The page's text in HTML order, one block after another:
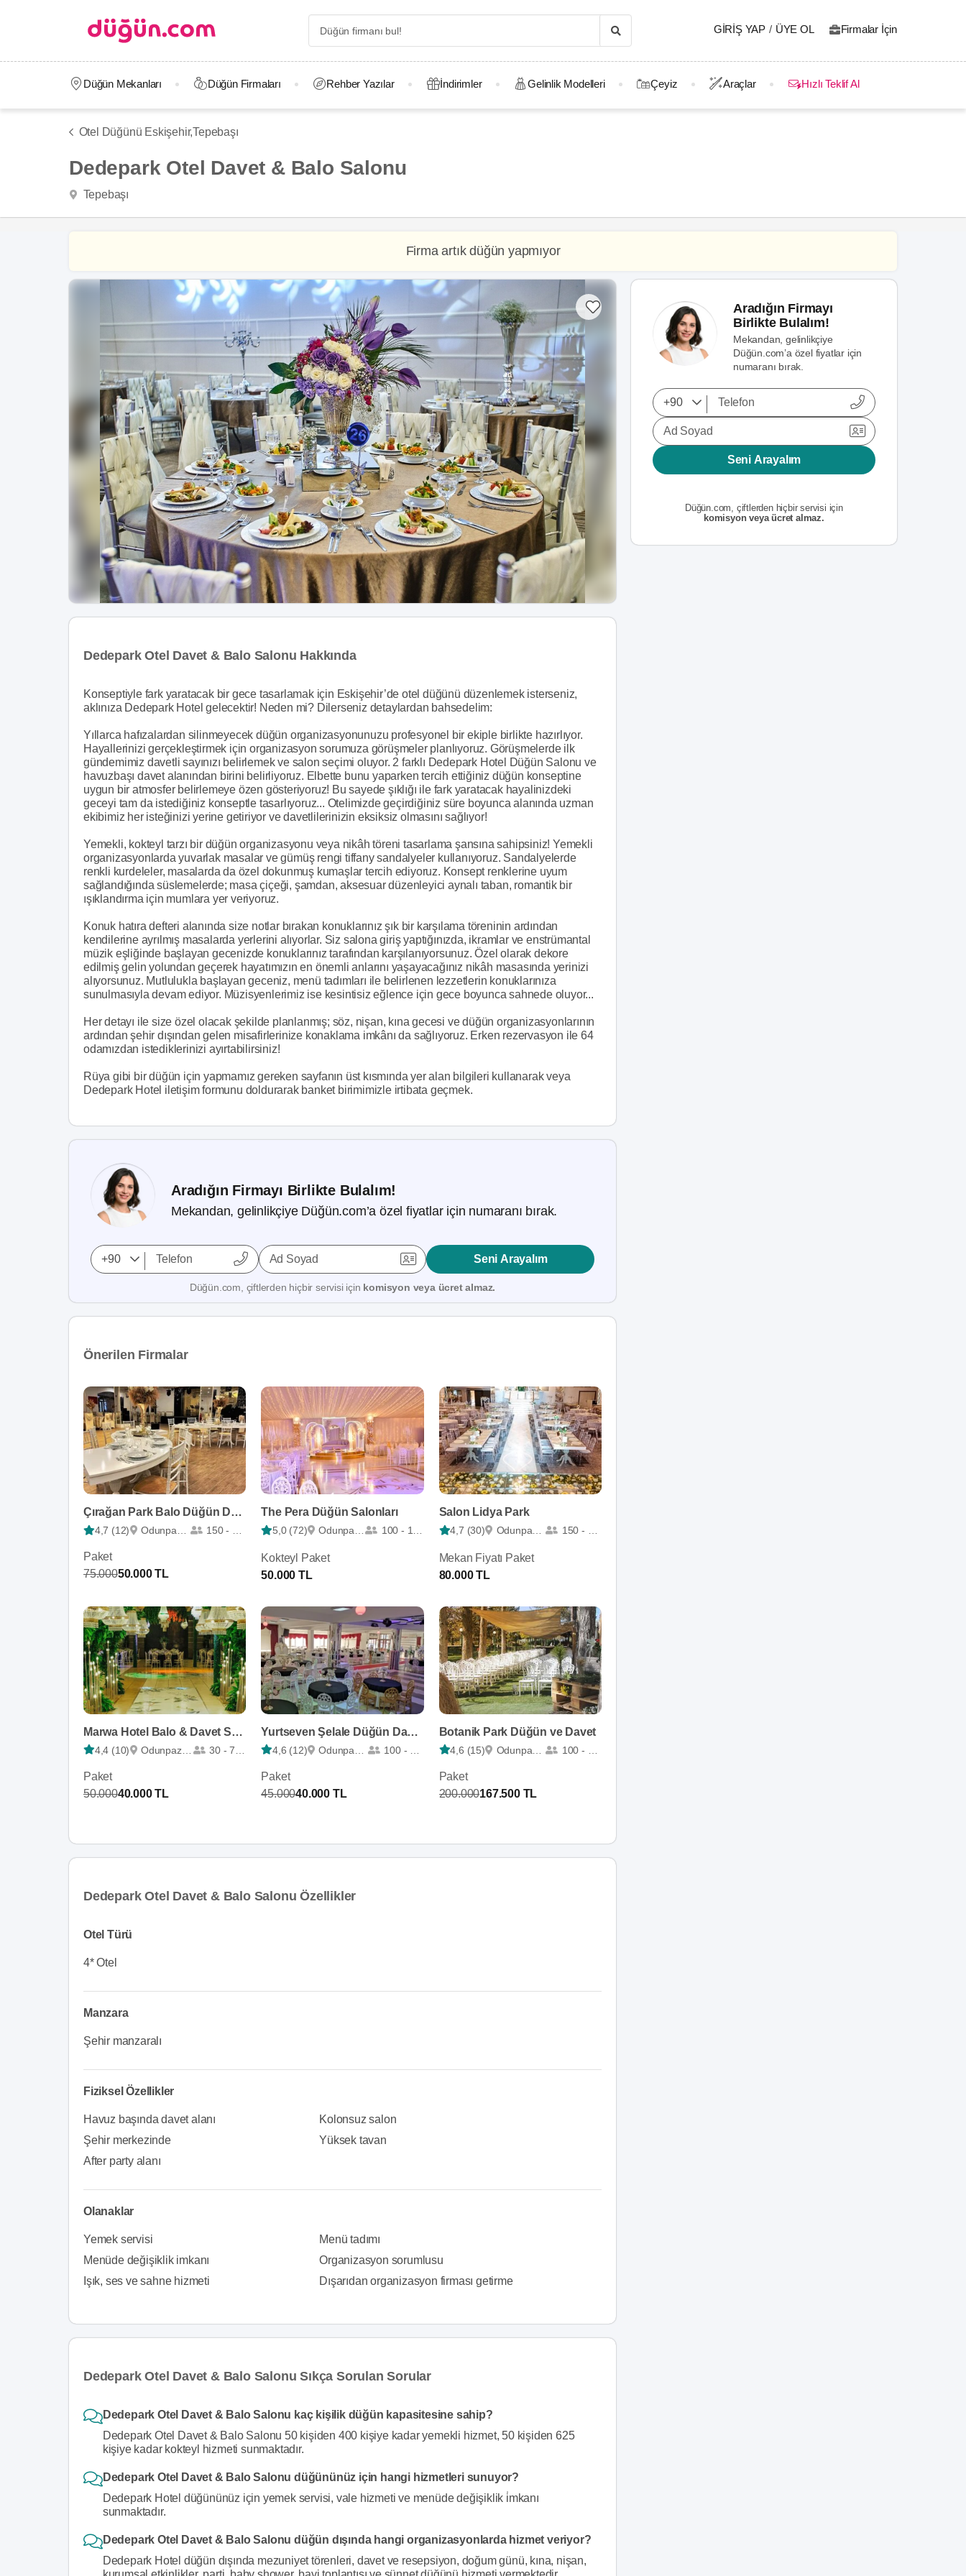
GIRIŞ YAP / ÜYE OL Firmalar İçin
Düğün Mekanları Düğün Firmaları Rehber Yazılar İndirimler Gelinlik Modelleri Çeyiz Araçlar Hızlı Teklif Al
Otel Düğünü Eskişehir,Tepebaşı
Dedepark Otel Davet & Balo Salonu
Tepebaşı
Firma artık düğün yapmıyor
Dedepark Otel Davet & Balo Salonu Hakkında
Konseptiyle fark yaratacak bir gece tasarlamak için Eskişehir’de otel düğünü düzenlemek isterseniz,
aklınıza Dedepark Hotel gelecektir! Neden mi? Dilerseniz detaylardan bahsedelim:
Yıllarca hafızalardan silinmeyecek düğün organizasyonunuzu profesyonel bir ekiple birlikte hazırlıyor.
Hayallerinizi gerçekleştirmek için organizasyon sorumuza görüşmeler planlıyoruz. Görüşmelerde ilk
gündemimiz davetli sayınızı belirlemek ve salon seçimi oluyor. 2 farklı Dedepark Hotel Düğün Salonu ve
havuzbaşı davet alanından birini belirliyoruz. Elbette bunu yaparken tercih ettiğiniz düğün konseptine
uygun bir atmosfer belirlemeye özen gösteriyoruz! Bu sayede şıklığı ile fark yaratacak hayalinizdeki
geceyi tam da istediğiniz konseptle tasarlıyoruz... Otelimizde geçirdiğiniz süre boyunca alanında uzman
ekibimiz her isteğinizi yerine getiriyor ve davetlilerinizin eksiksiz olmasını sağlıyor!
Yemekli, kokteyl tarzı bir düğün organizasyonu veya nikâh töreni tasarlama şansına sahipsiniz! Yemekli
organizasyonlarda yuvarlak masalar ve gümüş rengi tiffany sandalyeler kullanıyoruz. Sandalyelerde
renkli kurdeleler, masalarda da özel dokunmuş kumaşlar tercih ediyoruz. Konsept renklerine uyum
sağlandığında süslemelerde; masa çiçeği, şamdan, aksesuar düzenleyici aynalı taban, romantik bir
ışıklandırma için mumlara yer veriyoruz.
Konuk hatıra defteri alanında size notlar bırakan konuklarınız şık bir karşılama töreninin ardından
kendilerine ayrılmış masalarda yerlerini alıyorlar. Siz salona giriş yaptığınızda, ikramlar ve enstrümantal
müzik eşliğinde başlayan gecenizde konuklarınız tarafından karşılanıyorsunuz. Özel olarak dekore
edilmiş gelin yolundan geçerek hayatımızın en önemli anlarını yaşayacağınız nikâh masasında yerinizi
alıyorsunuz. Mutlulukla başlayan geceniz, menü tadımları ile belirlenen lezzetlerin konuklarınıza
sunulmasıyla devam ediyor. Müzisyenlerimiz ise kesintisiz eğlence için gece boyunca sahnede oluyor...
Her detayı ile size özel olacak şekilde planlanmış; söz, nişan, kına gecesi ve düğün organizasyonlarının
ardından şehir dışından gelen misafirlerinize konaklama imkânı da sağlıyoruz. Erken rezervasyon ile 64
odamızdan istediklerinizi ayırtabilirsiniz!
Rüya gibi bir düğün için yapmamız gereken sayfanın üst kısmında yer alan bilgileri kullanarak veya
Dedepark Hotel iletişim formunu doldurarak banket birimimizle irtibata geçmek.
Aradığın Firmayı Birlikte Bulalım!
Mekandan, gelinlikçiye Düğün.com’a özel fiyatlar için numaranı bırak.
Ad Soyad Seni Arayalım
Düğün.com, çiftlerden hiçbir servisi için komisyon veya ücret almaz.
Önerilen Firmalar
Çırağan Park Balo Düğün Davet Salonları
4,7 (12) Odunpazarı 150 - 800
Paket
75.00050.000 TL
The Pera Düğün Salonları
5,0 (72) Odunpazarı 100 - 1500
Kokteyl Paket
50.000 TL
Salon Lidya Park
4,7 (30) Odunpazarı 150 - 700
Mekan Fiyatı Paket
80.000 TL
Marwa Hotel Balo & Davet Salonları
4,4 (10) Odunpazarı 30 - 750
Paket
50.00040.000 TL
Yurtseven Şelale Düğün Davet Salonları
4,6 (12) Odunpazarı 100 - 600
Paket
45.00040.000 TL
Botanik Park Düğün ve Davet
4,6 (15) Odunpazarı 100 - 875
Paket
200.000167.500 TL
Dedepark Otel Davet & Balo Salonu Özellikler
Otel Türü
4* Otel
Manzara
Şehir manzaralı
Fiziksel Özellikler
Havuz başında davet alanı
Kolonsuz salon
Şehir merkezinde
Yüksek tavan
After party alanı
Olanaklar
Yemek servisi
Menü tadımı
Menüde değişiklik imkanı
Organizasyon sorumlusu
Işık, ses ve sahne hizmeti
Dışarıdan organizasyon firması getirme
Dedepark Otel Davet & Balo Salonu Sıkça Sorulan Sorular
Dedepark Otel Davet & Balo Salonu kaç kişilik düğün kapasitesine sahip?
Dedepark Otel Davet & Balo Salonu 50 kişiden 400 kişiye kadar yemekli hizmet, 50 kişiden 625
kişiye kadar kokteyl hizmeti sunmaktadır.
Dedepark Otel Davet & Balo Salonu düğününüz için hangi hizmetleri sunuyor?
Dedepark Hotel düğününüz için yemek servisi, vale hizmeti ve menüde değişiklik i̇mkanı
sunmaktadır.
Dedepark Otel Davet & Balo Salonu düğün dışında hangi organizasyonlarda hizmet veriyor?
Dedepark Hotel düğün dışında mezuniyet törenleri, davet ve resepsiyon, doğum günü, kına, nişan,
Aradığın Firmayı
Birlikte Bulalım!
Mekandan, gelinlikçiye
Düğün.com’a özel fiyatlar için
numaranı bırak.
Ad Soyad
Seni Arayalım
Düğün.com, çiftlerden hiçbir servisi için
komisyon veya ücret almaz.